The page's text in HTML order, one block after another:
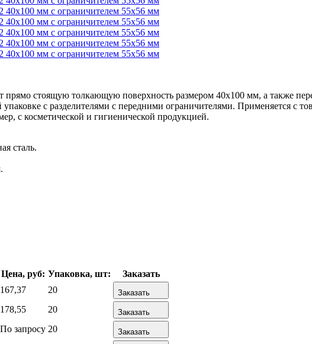
прямо стоящую толкающую поверхность размером 40х100 мм, а также
с разделителями с передними ограничителями. Применяется с
с косметической и гигиенической продукцией.
сталь.
Цена, руб: Упаковка, шт:
Заказать
167,37 20 Заказать
178,55 20 Заказать
По запросу 20 Заказать